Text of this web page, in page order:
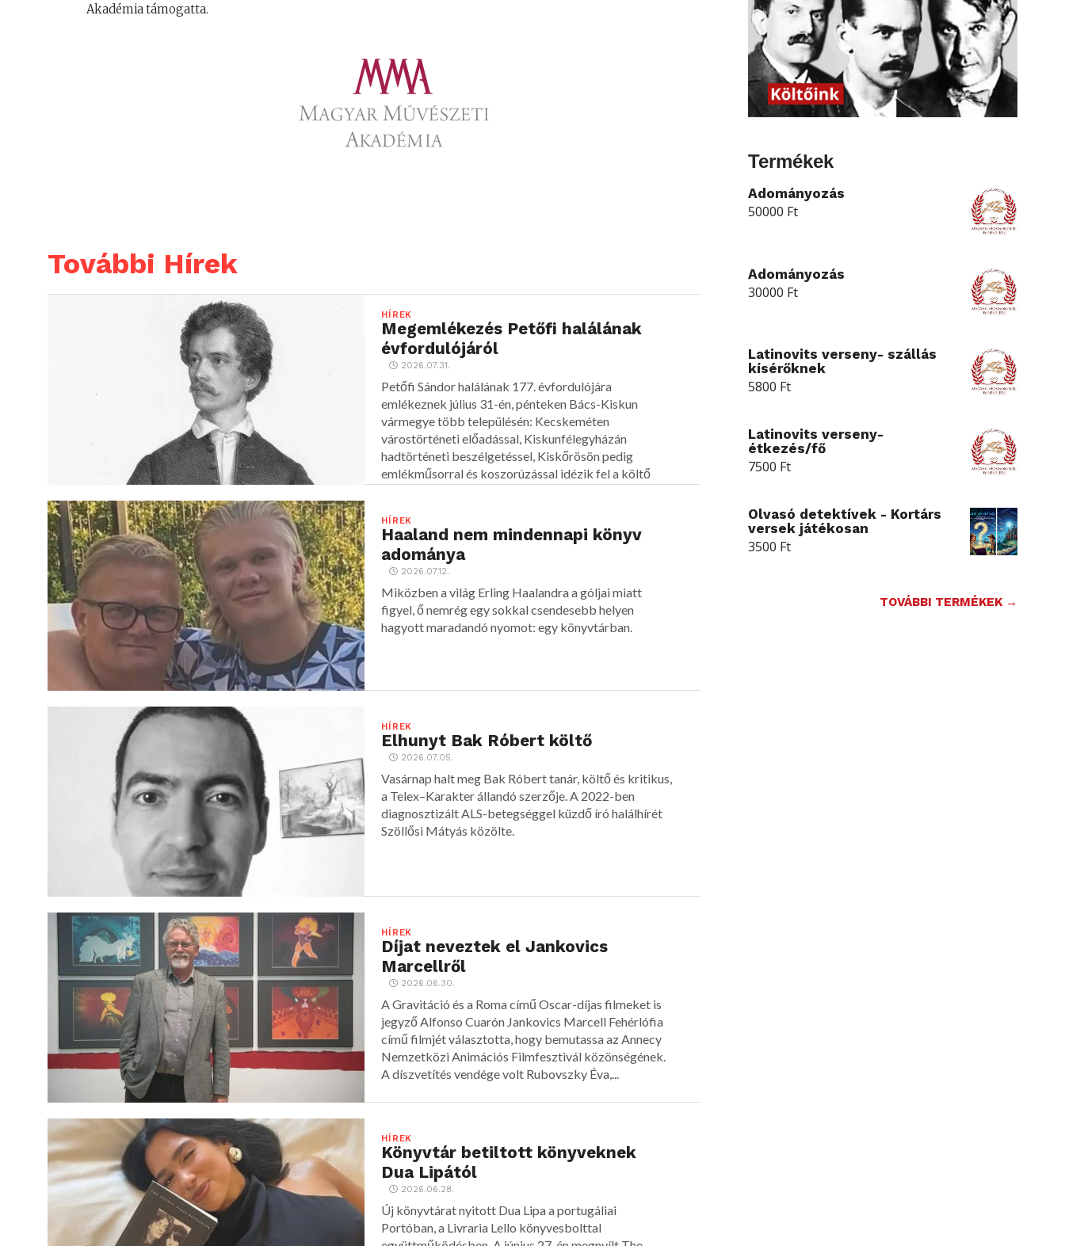
Akadémia támogatta.
További Hírek
HÍREK
Megemlékezés Petőfi halálának
évfordulójáról
2026.07.31.
Petőfi Sándor halálának 177. évfordulójára
emlékeznek július 31-én, pénteken Bács-Kiskun
vármegye több településén: Kecskeméten
várostörténeti előadással, Kiskunfélegyházán
hadtörténeti beszélgetéssel, Kiskőrösön pedig
emlékműsorral és koszorúzással idézik fel a költő
HÍREK
Haaland nem mindennapi könyv
adománya
2026.07.12.
Miközben a világ Erling Haalandra a góljai miatt
figyel, ő nemrég egy sokkal csendesebb helyen
hagyott maradandó nyomot: egy könyvtárban.
HÍREK
Elhunyt Bak Róbert költő
2026.07.05.
Vasárnap halt meg Bak Róbert tanár, költő és kritikus,
a Telex–Karakter állandó szerzője. A 2022-ben
diagnosztizált ALS-betegséggel küzdő író halálhírét
Szöllősi Mátyás közölte.
HÍREK
Díjat neveztek el Jankovics
Marcellről
2026.06.30.
A Gravitáció és a Roma című Oscar-díjas filmeket is
jegyző Alfonso Cuarón Jankovics Marcell Fehérlófia
című filmjét választotta, hogy bemutassa az Annecy
Nemzetközi Animációs Filmfesztivál közönségének.
A díszvetítés vendége volt Rubovszky Éva,...
HÍREK
Könyvtár betiltott könyveknek
Dua Lipától
2026.06.28.
Új könyvtárat nyitott Dua Lipa a portugáliai
Portóban, a Livraria Lello könyvesbolttal
Termékek
Adományozás
50000 Ft
Adományozás
30000 Ft
Latinovits verseny- szállás
kísérőknek
5800 Ft
Latinovits verseny-
étkezés/fő
7500 Ft
Olvasó detektívek - Kortárs
versek játékosan
3500 Ft
TOVÁBBI TERMÉKEK →